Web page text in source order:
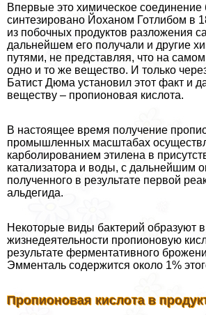
Впервые это химическое
синтезировано Йоханом Готлибом в
из побочных продуктов разложения
дальнейшем его получали и другие
путями, не представляя, что на
одно и то же вещество. И только
Батист Дюма установил этот факт и
веществу – пропионовая кислота.
В настоящее время получение
промышленных масштабах
карболированием этилена в
катализатора и воды, с дальнейшим
полученного в результате первой
альдегида.
Некоторые виды бактерий образуют
жизнедеятельности пропионовую
результате ферментативного
Эмменталь содержится около 1%
Пропионовая кислота в